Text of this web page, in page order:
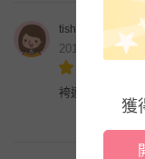
tish
2019年2月
袴連身衣-粉色
獲